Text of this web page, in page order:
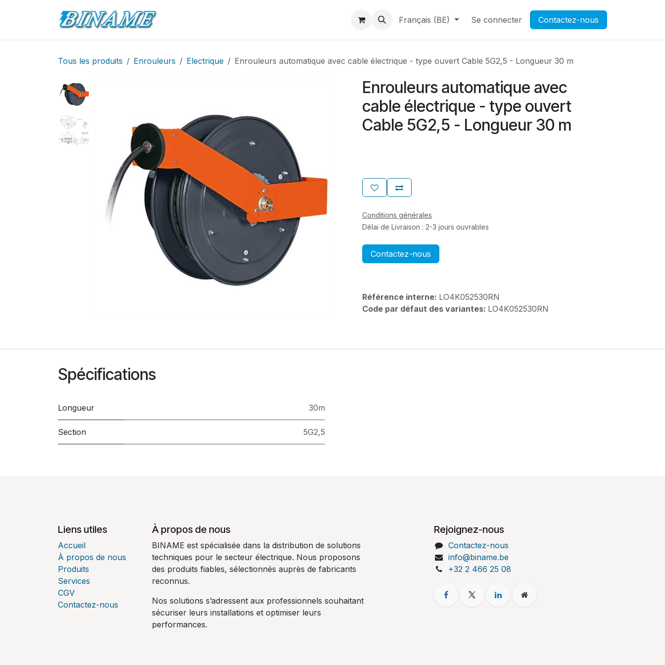
À propos de BINAME Contactez-nous Rendez-vous Ouverture d'un compte
Français (BE) Se connecter Contactez-nous
Tous les produits Enrouleurs Electrique Enrouleurs automatique avec cable électrique - type ouvert Cable 5G2,5 - Longueur 30 m
Enrouleurs automatique avec
cable électrique - type ouvert
Cable 5G2,5 - Longueur 30 m
Conditions générales
Délai de Livraison : 2-3 jours ouvrables
Contactez-nous
Référence interne: LO4K052530RN
Code par défaut des variantes: LO4K052530RN
Spécifications
Longueur 30m
Section 5G2,5
Liens utiles
Accueil
À propos de nous
Produits
Services
CGV
Contactez-nous
À propos de nous
BINAME est spécialisée dans la distribution de solutions
techniques pour le secteur électrique. Nous proposons
des produits fiables, sélectionnés auprès de fabricants
reconnus.
Nos solutions s’adressent aux professionnels souhaitant
sécuriser leurs installations et optimiser leurs
performances.
Rejoignez-nous
Contactez-nous
info@biname.be
+32 2 466 25 08